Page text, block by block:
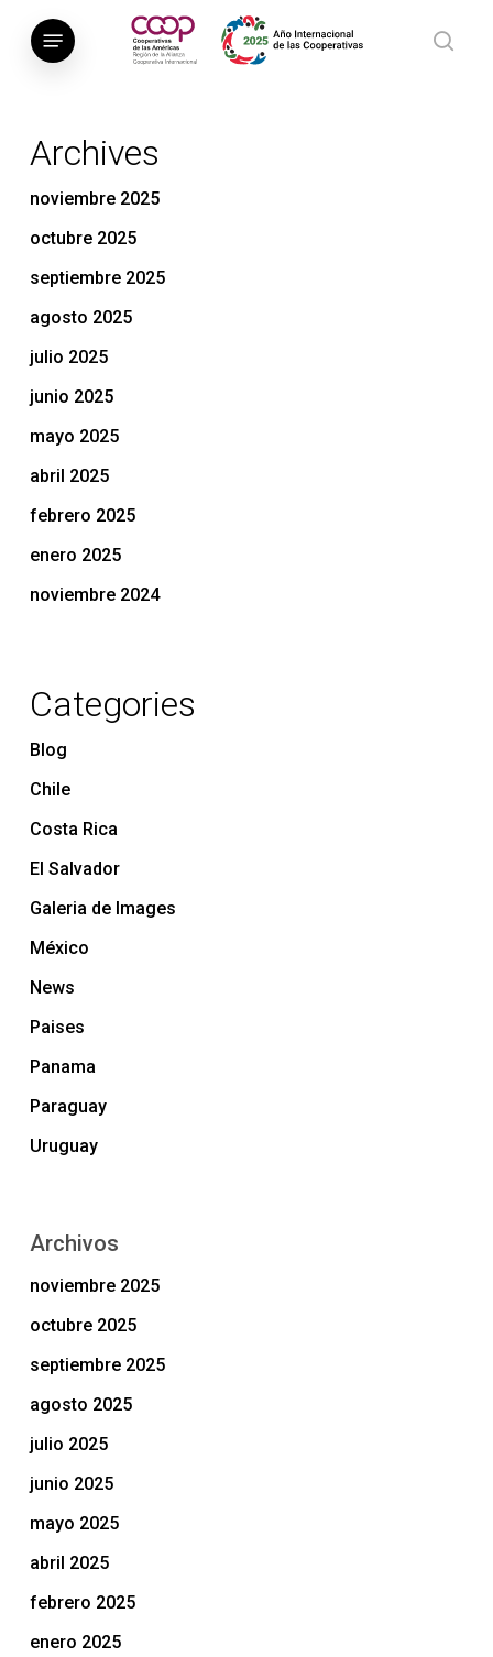
Menú
Archives
noviembre 2025
octubre 2025
septiembre 2025
agosto 2025
julio 2025
junio 2025
mayo 2025
abril 2025
febrero 2025
enero 2025
noviembre 2024
Categories
Blog
Chile
Costa Rica
El Salvador
Galeria de Images
México
News
Paises
Panama
Paraguay
Uruguay
Archivos
noviembre 2025
octubre 2025
septiembre 2025
agosto 2025
julio 2025
junio 2025
mayo 2025
abril 2025
febrero 2025
enero 2025